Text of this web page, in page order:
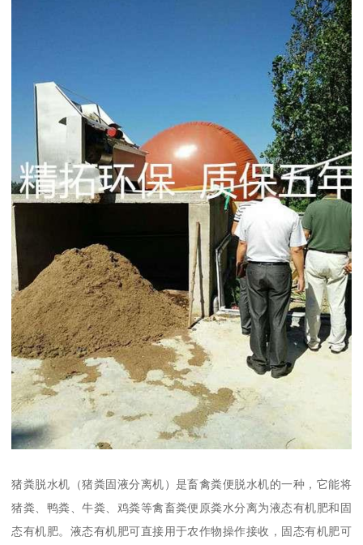
猪粪脱水机（猪粪固液分离机）是畜禽粪便脱水机的一种，它能将
猪粪、鸭粪、牛粪、鸡粪等禽畜粪便原粪水分离为液态有机肥和固
态有机肥。液态有机肥可直接用于农作物操作接收，固态有机肥可